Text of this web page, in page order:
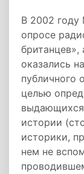
В 2002 году
опросе
оказались
публичного
целью
истории
историки,
нем не